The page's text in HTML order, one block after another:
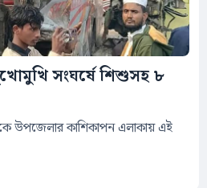
সংঘর্ষে শিশুসহ ৮
উপজেলার কাশিকাপন এলাকায় এই